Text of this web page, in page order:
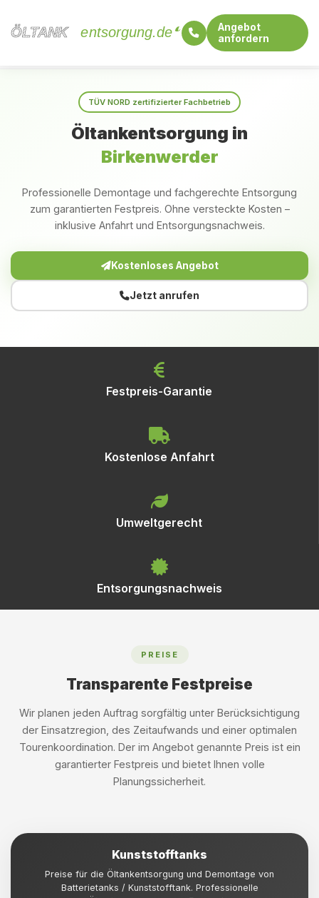
ÖLTANK
ÖLTANK entsorgung.de
Angebot
anfordern
TÜV NORD zertifizierter Fachbetrieb
Öltankentsorgung in
Birkenwerder
Professionelle Demontage und fachgerechte Entsorgung
zum garantierten Festpreis. Ohne versteckte Kosten –
inklusive Anfahrt und Entsorgungsnachweis.
Kostenloses Angebot
Jetzt anrufen
Festpreis-Garantie
Kostenlose Anfahrt
Umweltgerecht
Entsorgungsnachweis
PREISE
Transparente Festpreise
Wir planen jeden Auftrag sorgfältig unter Berücksichtigung
der Einsatzregion, des Zeitaufwands und einer optimalen
Tourenkoordination. Der im Angebot genannte Preis ist ein
garantierter Festpreis und bietet Ihnen volle
Planungssicherheit.
Kunststofftanks
Preise für die Öltankentsorgung und Demontage von
Batterietanks / Kunststofftank. Professionelle